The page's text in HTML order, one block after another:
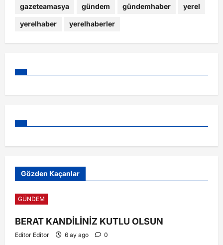
gazeteamasya gündem gündemhaber yerel
yerelhaber yerelhaberler
Gözden Kaçanlar
GÜNDEM
BERAT KANDİLİNİZ KUTLU OLSUN
Editor Editor 6 ay ago 0